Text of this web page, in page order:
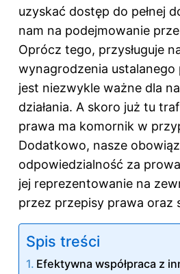
uzyskać dostęp do pełnej
nam na podejmowanie
Oprócz tego, przysługuje
wynagrodzenia
jest niezwykle ważne dla
działania. A skoro już tu
prawa ma komornik w
Dodatkowo, nasze
odpowiedzialność za
jej reprezentowanie na
przez przepisy prawa oraz
Spis treści
Efektywna współpraca z